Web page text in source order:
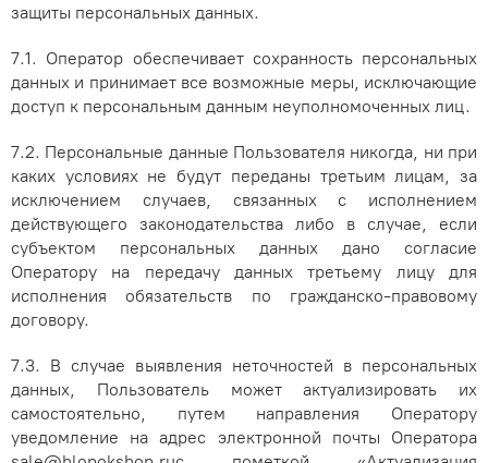
защиты персональных данных.
7.1. Оператор обеспечивает сохранность персональных
данных и принимает все возможные меры, исключающие
доступ к персональным данным неуполномоченных лиц.
7.2. Персональные данные Пользователя никогда, ни при
каких условиях не будут переданы третьим лицам, за
исключением случаев, связанных с исполнением
действующего законодательства либо в случае, если
субъектом персональных данных дано согласие
Оператору на передачу данных третьему лицу для
исполнения обязательств по гражданско-правовому
договору.
7.3. В случае выявления неточностей в персональных
данных, Пользователь может актуализировать их
самостоятельно, путем направления Оператору
уведомление на адрес электронной почты Оператора